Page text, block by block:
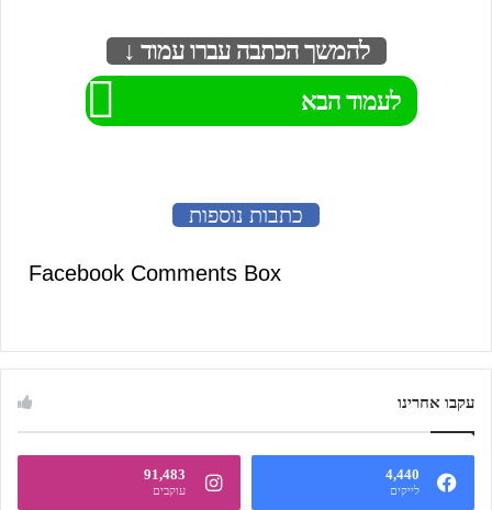
להמשך הכתבה עברו עמוד ↓
לעמוד הבא
כתבות נוספות
Facebook Comments Box
עקבו אחרינו
4,440
לייקים
91,483
עוקבים